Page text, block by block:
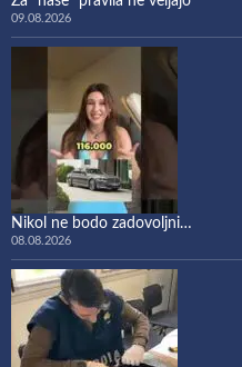
09.08.2026
Nikol ne bodo zadovoljni…
08.08.2026